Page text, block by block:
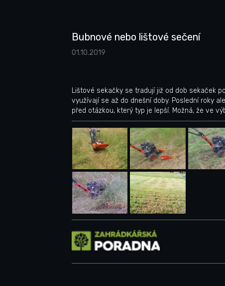
Bubnové nebo lištové sečení
01.10.2019
Lištové sekačky se tradují již od dob sekaček
využívají se až do dnešní doby. Poslední roky
před otázkou, který typ je lepší. Možná, že ve